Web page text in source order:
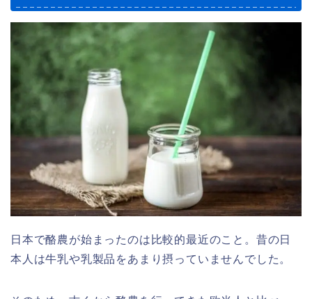
日本で酪農が始まったのは比較的最近のこと。昔の日
本人は牛乳や乳製品をあまり摂っていませんでした。